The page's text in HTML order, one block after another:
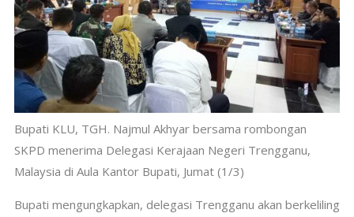
Bupati KLU, TGH. Najmul Akhyar bersama rombongan
SKPD menerima Delegasi Kerajaan Negeri Trengganu,
Malaysia di Aula Kantor Bupati, Jumat (1/3)
Bupati mengungkapkan, delegasi Trengganu akan berkeliling